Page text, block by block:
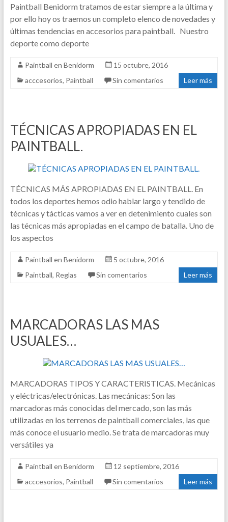
Paintball Benidorm tratamos de estar siempre a la última y
por ello hoy os traemos un completo elenco de novedades y
últimas tendencias en accesorios para paintball. Nuestro
deporte como deporte
Paintball en Benidorm
15 octubre, 2016
acccesorios, Paintball Sin comentarios Leer más
TÉCNICAS APROPIADAS EN EL
PAINTBALL.
TÉCNICAS MÁS APROPIADAS EN EL PAINTBALL. En
todos los deportes hemos odio hablar largo y tendido de
técnicas y tácticas vamos a ver en detenimiento cuales son
las técnicas más apropiadas en el campo de batalla. Uno de
los aspectos
Paintball en Benidorm
5 octubre, 2016
Paintball, Reglas Sin comentarios Leer más
MARCADORAS LAS MAS
USUALES…
MARCADORAS TIPOS Y CARACTERISTICAS. Mecánicas
y eléctricas/electrónicas. Las mecánicas: Son las
marcadoras más conocidas del mercado, son las más
utilizadas en los terrenos de paintball comerciales, las que
más conoce el usuario medio. Se trata de marcadoras muy
versátiles ya
Paintball en Benidorm
12 septiembre, 2016
acccesorios, Paintball Sin comentarios Leer más